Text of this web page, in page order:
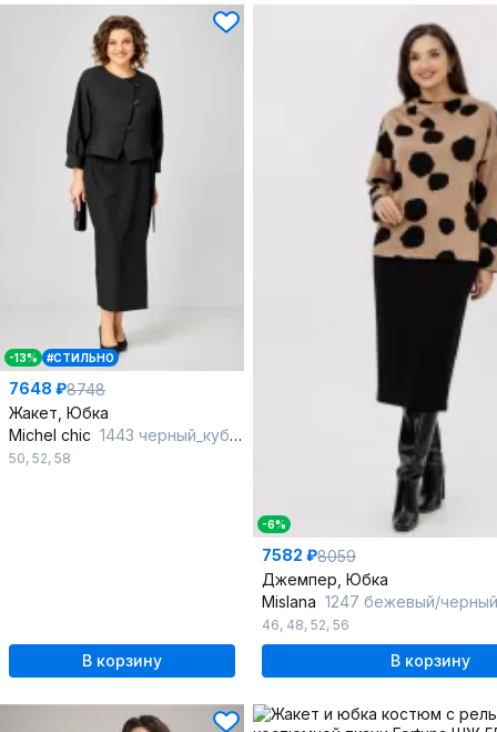
-13% #СТИЛЬНО
7648 ₽8748
Жакет, Юбка
Michel chic 1443 черный_кубик
50, 52, 58
В корзину
-6%
7582 ₽8059
Джемпер, Юбка
Mislana 1247 бежевый/черный
46, 48, 52, 56
В корзину